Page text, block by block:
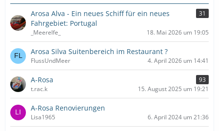
Arosa Alva - Ein neues Schiff für ein neues
Fahrgebiet: Portugal
31
_Meerelfe_ 18. Mai 2026 um 19:05
Arosa Silva Suitenbereich im Restaurant ?
FlussUndMeer 4. April 2026 um 14:41
A-Rosa
93
t.rac.k
15. August 2025 um 19:21
A-Rosa Renovierungen
Lisa1965 6. April 2024 um 21:36